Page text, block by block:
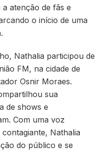
atenção de fãs e
o início de uma
Nathalia participou de
FM, na cidade de
Osnir Moraes.
sua
de shows e
Com uma voz
Nathalia
do público e se